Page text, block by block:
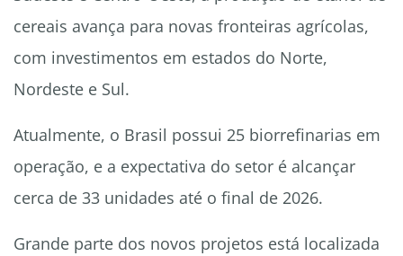
cereais avança para novas fronteiras agrícolas,
com investimentos em estados do Norte,
Nordeste e Sul.
Atualmente, o Brasil possui 25 biorrefinarias em
operação, e a expectativa do setor é alcançar
cerca de 33 unidades até o final de 2026.
Grande parte dos novos projetos está localizada